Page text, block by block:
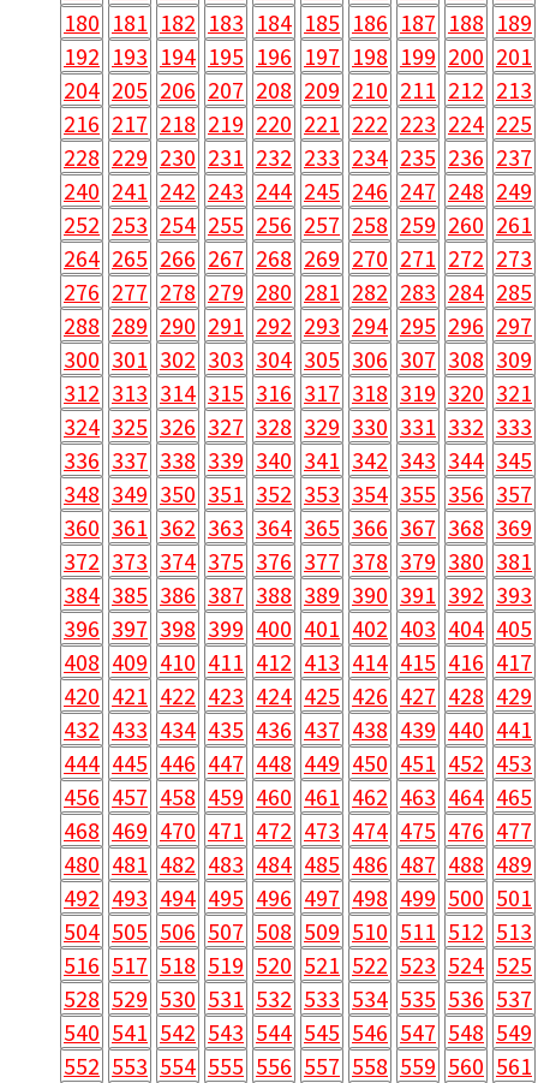
180 181 182 183 184 185 186 187 188 189
192 193 194 195 196 197 198 199 200 201
204 205 206 207 208 209 210 211 212 213
216 217 218 219 220 221 222 223 224 225
228 229 230 231 232 233 234 235 236 237
240 241 242 243 244 245 246 247 248 249
252 253 254 255 256 257 258 259 260 261
264 265 266 267 268 269 270 271 272 273
276 277 278 279 280 281 282 283 284 285
288 289 290 291 292 293 294 295 296 297
300 301 302 303 304 305 306 307 308 309
312 313 314 315 316 317 318 319 320 321
324 325 326 327 328 329 330 331 332 333
336 337 338 339 340 341 342 343 344 345
348 349 350 351 352 353 354 355 356 357
360 361 362 363 364 365 366 367 368 369
372 373 374 375 376 377 378 379 380 381
384 385 386 387 388 389 390 391 392 393
396 397 398 399 400 401 402 403 404 405
408 409 410 411 412 413 414 415 416 417
420 421 422 423 424 425 426 427 428 429
432 433 434 435 436 437 438 439 440 441
444 445 446 447 448 449 450 451 452 453
456 457 458 459 460 461 462 463 464 465
468 469 470 471 472 473 474 475 476 477
480 481 482 483 484 485 486 487 488 489
492 493 494 495 496 497 498 499 500 501
504 505 506 507 508 509 510 511 512 513
516 517 518 519 520 521 522 523 524 525
528 529 530 531 532 533 534 535 536 537
540 541 542 543 544 545 546 547 548 549
552 553 554 555 556 557 558 559 560 561